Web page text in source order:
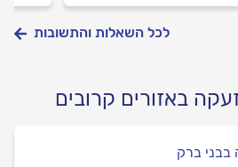
לכל השאלות והתשובות
באזורים קרובים
בבני ברק